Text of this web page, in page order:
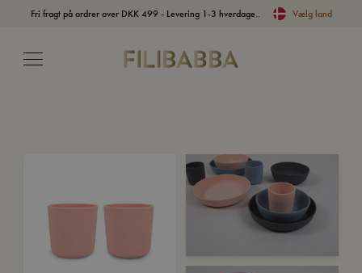
Fri fragt på ordrer over DKK 499 - Levering 1-3 hverdage.. Vælg land